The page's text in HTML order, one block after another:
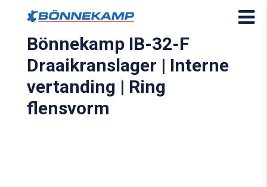
Bönnekamp IB-32-F
Draaikranslager | Interne
vertanding | Ring
flensvorm